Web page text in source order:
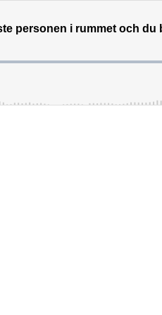
personen i rummet och du